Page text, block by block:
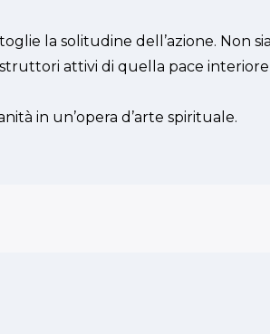
toglie la solitudine dell’azione. Non
attivi di quella pace
in un’opera d’arte spirituale.